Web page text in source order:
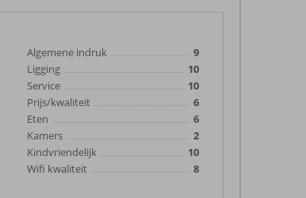
Algemene indruk
9
Ligging
10
Service
10
Prijs/kwaliteit
6
Eten
6
Kamers
2
Kindvriendelijk
10
Wifi kwaliteit
8